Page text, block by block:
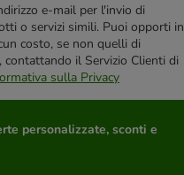
e-mail per l'invio di
o servizi simili. Puoi opporti in
costo, se non quelli di
il Servizio Clienti di
sulla Privacy
personalizzate, sconti e